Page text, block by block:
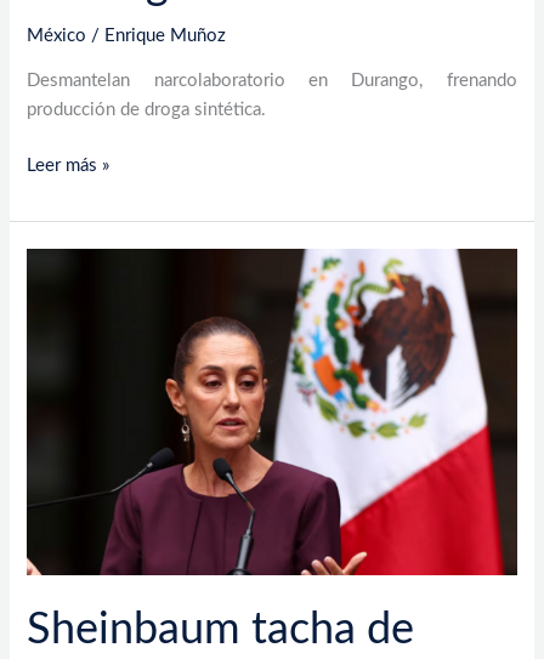
México / Enrique Muñoz
Desmantelan narcolaboratorio en Durango, frenando
producción de droga sintética.
Leer más »
Sheinbaum tacha de
acusaciones
AMLO
la
reforma